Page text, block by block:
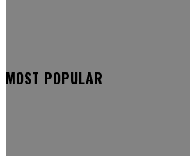
MOST POPULAR